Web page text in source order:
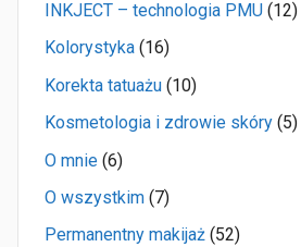
INKJECT – technologia PMU (12)
Kolorystyka (16)
Korekta tatuażu (10)
Kosmetologia i zdrowie skóry (5)
O mnie (6)
O wszystkim (7)
Permanentny makijaż (52)